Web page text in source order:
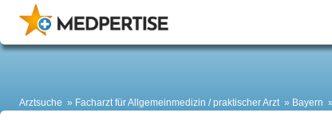
Arztsuche Facharzt für Allgemeinmedizin / praktischer Arzt Bayern